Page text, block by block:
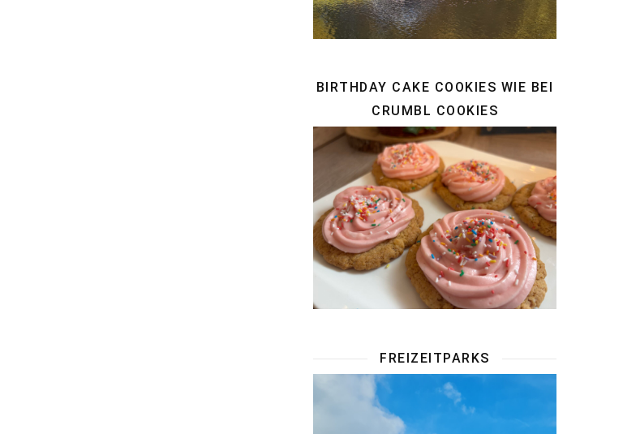
BIRTHDAY CAKE COOKIES WIE BEI
CRUMBL COOKIES
FREIZEITPARKS